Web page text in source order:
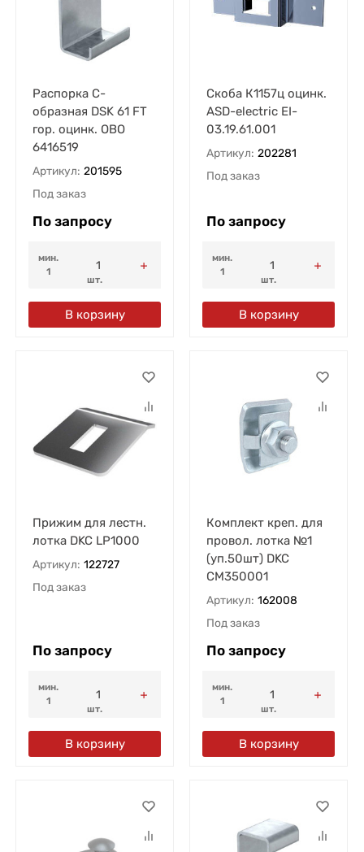
Распорка С-
образная DSK 61 FT
гор. оцинк. OBO
6416519
Артикул: 201595
Под заказ
По запросу
мин.
1
шт.
В корзину
Скоба К1157ц оцинк.
ASD-electric EI-
03.19.61.001
Артикул: 202281
Под заказ
По запросу
мин.
1
шт.
В корзину
Прижим для лестн.
лотка DKC LP1000
Артикул: 122727
Под заказ
По запросу
мин.
1
шт.
В корзину
Комплект креп. для
провол. лотка №1
(уп.50шт) DKC
CM350001
Артикул: 162008
Под заказ
По запросу
мин.
1
шт.
В корзину